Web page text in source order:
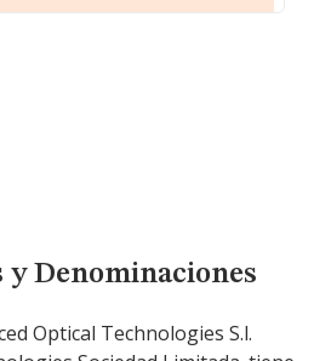
Comerciales
y Denominaciones
Optical Technologies S.l.